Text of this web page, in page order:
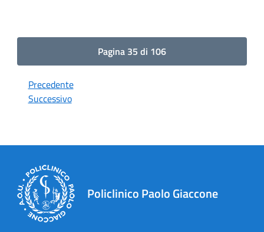
Pagina 35 di 106
Precedente
Successivo
Policlinico Paolo Giaccone